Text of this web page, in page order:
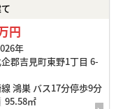
円
年
郡吉見町東野1丁目 6-
鴻巣 バス17分停歩9分
95.58㎡